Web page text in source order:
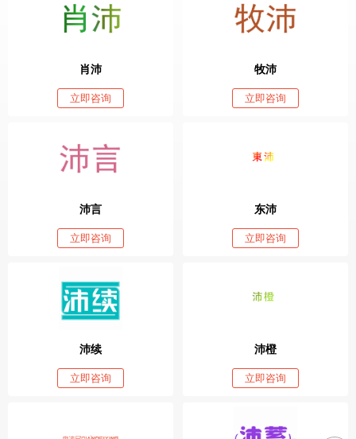
肖沛
立即咨询
牧沛
立即咨询
沛言
立即咨询
东沛
立即咨询
沛续
立即咨询
沛橙
立即咨询